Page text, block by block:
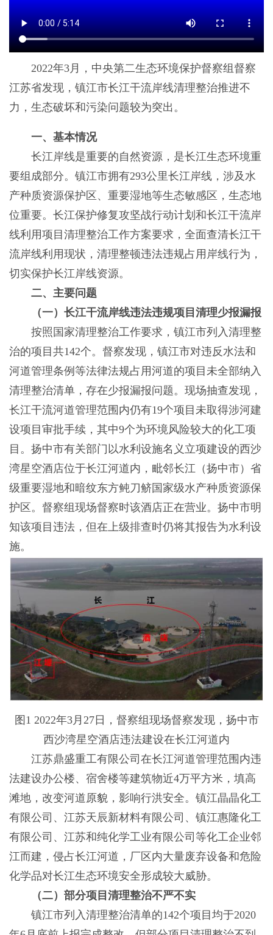
2022年3月，中央第二生态环境保护督察组督察
江苏省发现，镇江市长江干流岸线清理整治推进不
力，生态破坏和污染问题较为突出。
一、基本情况
长江岸线是重要的自然资源，是长江生态环境重
要组成部分。镇江市拥有293公里长江岸线，涉及水
产种质资源保护区、重要湿地等生态敏感区，生态地
位重要。长江保护修复攻坚战行动计划和长江干流岸
线利用项目清理整治工作方案要求，全面查清长江干
流岸线利用现状，清理整顿违法违规占用岸线行为，
切实保护长江岸线资源。
二、主要问题
（一）长江干流岸线违法违规项目清理少报漏报
按照国家清理整治工作要求，镇江市列入清理整
治的项目共142个。督察发现，镇江市对违反水法和
河道管理条例等法律法规占用河道的项目未全部纳入
清理整治清单，存在少报漏报问题。现场抽查发现，
长江干流河道管理范围内仍有19个项目未取得涉河建
设项目审批手续，其中9个为环境风险较大的化工项
目。扬中市有关部门以水利设施名义立项建设的西沙
湾星空酒店位于长江河道内，毗邻长江（扬中市）省
级重要湿地和暗纹东方鲀刀鲚国家级水产种质资源保
护区。督察组现场督察时该酒店正在营业。扬中市明
知该项目违法，但在上级排查时仍将其报告为水利设
施。
图1 2022年3月27日，督察组现场督察发现，扬中市
西沙湾星空酒店违法建设在长江河道内
江苏鼎盛重工有限公司在长江河道管理范围内违
法建设办公楼、宿舍楼等建筑物近4万平方米，填高
滩地，改变河道原貌，影响行洪安全。镇江晶晶化工
有限公司、江苏天辰新材料有限公司、镇江惠隆化工
有限公司、江苏和纯化学工业有限公司等化工企业邻
江而建，侵占长江河道，厂区内大量废弃设备和危险
化学品对长江生态环境安全形成较大威胁。
（二）部分项目清理整治不严不实
镇江市列入清理整治清单的142个项目均于2020